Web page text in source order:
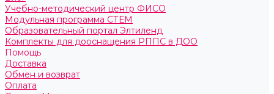
Учебно-методический центр ФИСО
Модульная программа СТЕМ
Образовательный портал Элтиленд
Комплекты для дооснащения РППС в ДОО
Помощь
Доставка
Обмен и возврат
Оплата